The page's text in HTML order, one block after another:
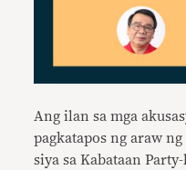
Ang ilan sa mga
pagkatapos ng araw
siya sa Kabataan